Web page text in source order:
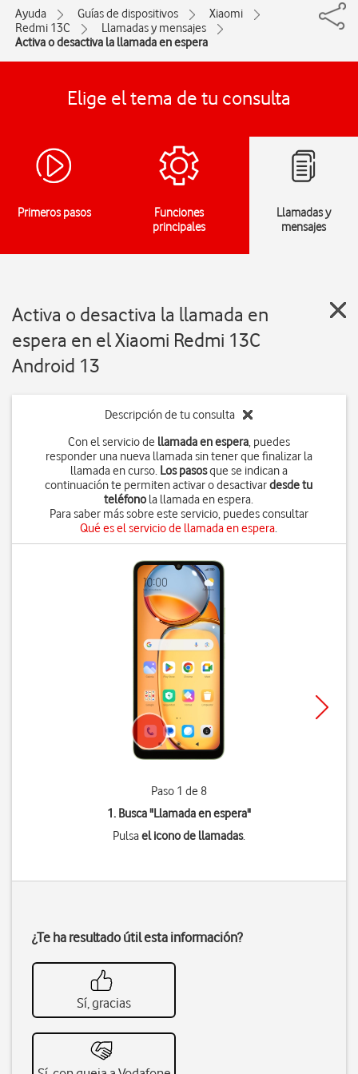
Ayuda Guías de dispositivos
Xiaomi
Redmi 13C
Llamadas y mensajes
Activa o desactiva la llamada en espera
Elige el tema de tu consulta
Primeros pasos
Funciones
principales
Llamadas y
mensajes
Activa o desactiva la llamada en
espera en el Xiaomi Redmi 13C
Android 13
Descripción de tu consulta
Con el servicio de llamada en espera, puedes
responder una nueva llamada sin tener que finalizar la
llamada en curso. Los pasosque se indican a
continuación te permiten activar o desactivardesde tu
teléfono la llamada en espera.
Para saber más sobre este servicio, puedes consultar
Qué es el servicio de llamada en espera.
Paso 1 de 8
1. Busca "Llamada en espera"
Pulsael icono de llamadas.
¿Te ha resultado útil esta información?
Sí, gracias